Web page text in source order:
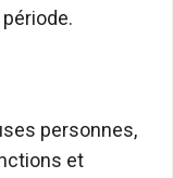
personnes,
et